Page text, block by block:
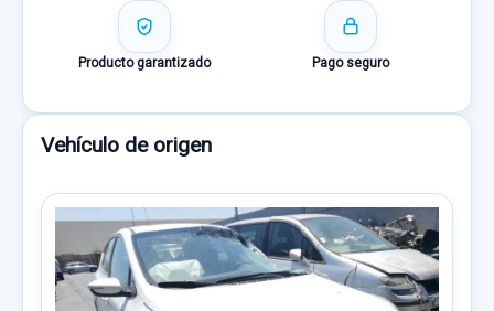
Producto garantizado Pago seguro
Vehículo de origen